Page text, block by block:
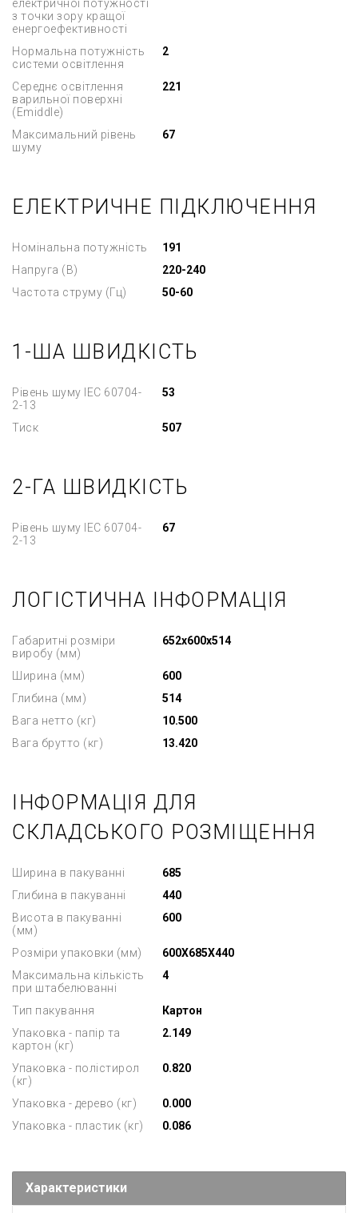
електричної потужності
з точки зору кращої
енергоефективності
Нормальна потужність
системи освітлення
2
Середнє освітлення
варильної поверхні
(Emiddle)
221
Максимальний рівень
шуму
67
ЕЛЕКТРИЧНЕ ПІДКЛЮЧЕННЯ
Номінальна потужність
191
Напруга (В)
220-240
Частота струму (Гц)
50-60
1-ША ШВИДКІСТЬ
Рівень шуму IEC 60704-
2-13
53
Тиск 507
2-ГА ШВИДКІСТЬ
Рівень шуму IEC 60704-
2-13
67
ЛОГІСТИЧНА ІНФОРМАЦІЯ
Габаритні розміри
виробу (мм)
652x600x514
Ширина (мм)
600
Глибина (мм)
514
Вага нетто (кг)
10.500
Вага брутто (кг)
13.420
ІНФОРМАЦІЯ ДЛЯ
СКЛАДСЬКОГО РОЗМІЩЕННЯ
Ширина в пакуванні
685
Глибина в пакуванні
440
Висота в пакуванні
(мм)
600
Розміри упаковки (мм)
600X685X440
Максимальна кількість
при штабелюванні
4
Тип пакування
Картон
Упаковка - папір та
картон (кг)
2.149
Упаковка - полістирол
(кг)
0.820
Упаковка - дерево (кг)
0.000
Упаковка - пластик (кг)
0.086
Характеристики